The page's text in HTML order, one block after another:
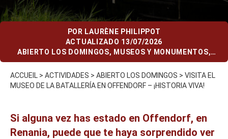
POR LAURÈNE PHILIPPOT
ACTUALIZADO 13/07/2026
ABIERTO LOS DOMINGOS, MUSEOS Y MONUMENTOS,
MUSEOS Y MONUMENTOS (EN CASO DE LLUVIA),
PRESUPUESTO REDUCIDO
ACCUEIL > ACTIVIDADES > ABIERTO LOS DOMINGOS > VISITA EL
MUSEO DE LA BATALLERÍA EN OFFENDORF – ¡HISTORIA VIVA!
Si alguna vez has estado en Offendorf, en
Renania, puede que te haya sorprendido ver